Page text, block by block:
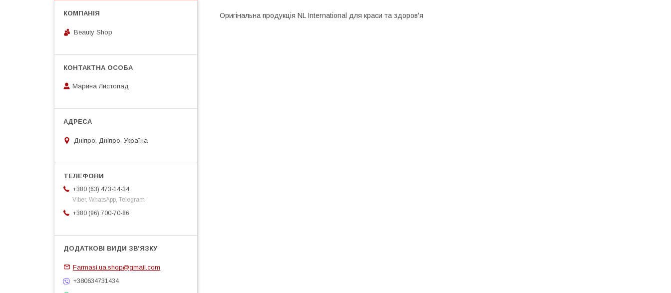
Оригінальна продукція NL International для краси та здоров'я
Beauty Shop
Марина Листопад
Дніпро, Дніпро, Україна
+380 (63) 473-14-34
Viber, WhatsApp, Telegram
+380 (96) 700-70-86
Farmasi.ua.shop@gmail.com
+380634731434